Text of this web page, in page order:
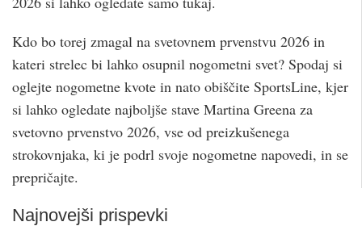
Kdo bo torej zmagal na svetovnem prvenstvu 2026 in
kateri strelec bi lahko osupnil nogometni svet? Spodaj si
oglejte nogometne kvote in nato obiščite SportsLine, kjer
si lahko ogledate najboljše stave Martina Greena za
svetovno prvenstvo 2026, vse od preizkušenega
strokovnjaka, ki je podrl svoje nogometne napovedi, in se
prepričajte.
Najnovejši prispevki